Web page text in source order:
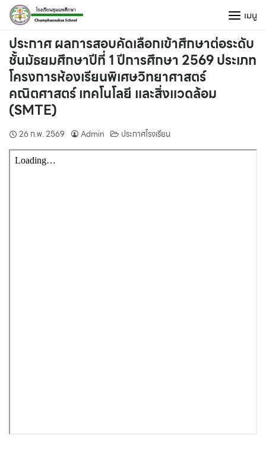
Skip
content
เมนู
ประกาศ ผลการสอบคัดเลือกเข้าศึกษาต่อระดับ
ชั้นมัธยมศึกษาปีที่ 1 ปีการศึกษา 2569 ประเภท
โครงการห้องเรียนพิเศษวิทยาศาสตร์
คณิตศาสตร์ เทคโนโลยี และสิ่งแวดล้อม
(SMTE)
26 ก.พ. 2569 Admin ประกาศโรงเรียน